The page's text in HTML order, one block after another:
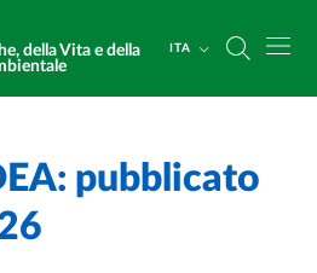
della Vita e della
ITA
pubblicato